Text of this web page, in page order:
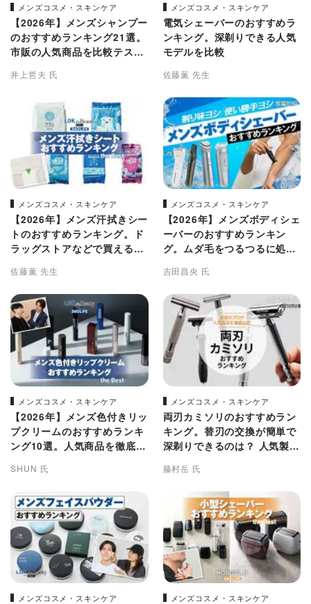
メンズコスメ・スキンケア
【2026年】メンズシャンプー
のおすすめランキング21選。
市販の人気商品を比較テスト
プなど注目アイテムを検証】
井上哲夫 氏
メンズコスメ・スキンケア
電気シェーバーのおすすめラ
ンキング。深剃りできる人気
モデルを比較
佐藤薫 先生
メンズコスメ・スキンケア
【2026年】メンズ汗拭きシー
トのおすすめランキング。ド
ラッグストアなどで買える人
佐藤薫 先生
メンズコスメ・スキンケア
【2026年】メンズボディシェ
ーバーのおすすめランキン
グ。ムダ毛をつるつるに処理
吉田昌央 氏
メンズコスメ・スキンケア
【2026年】メンズ色付きリッ
プクリームのおすすめランキ
ング10選。人気商品を徹底比
SHUN 氏
メンズコスメ・スキンケア
両刃カミソリのおすすめラン
キング。替刃の交換が簡単で
深剃りできるのは？ 人気製品
藤村岳 氏
メンズコスメ・スキンケア メンズコスメ・スキンケア